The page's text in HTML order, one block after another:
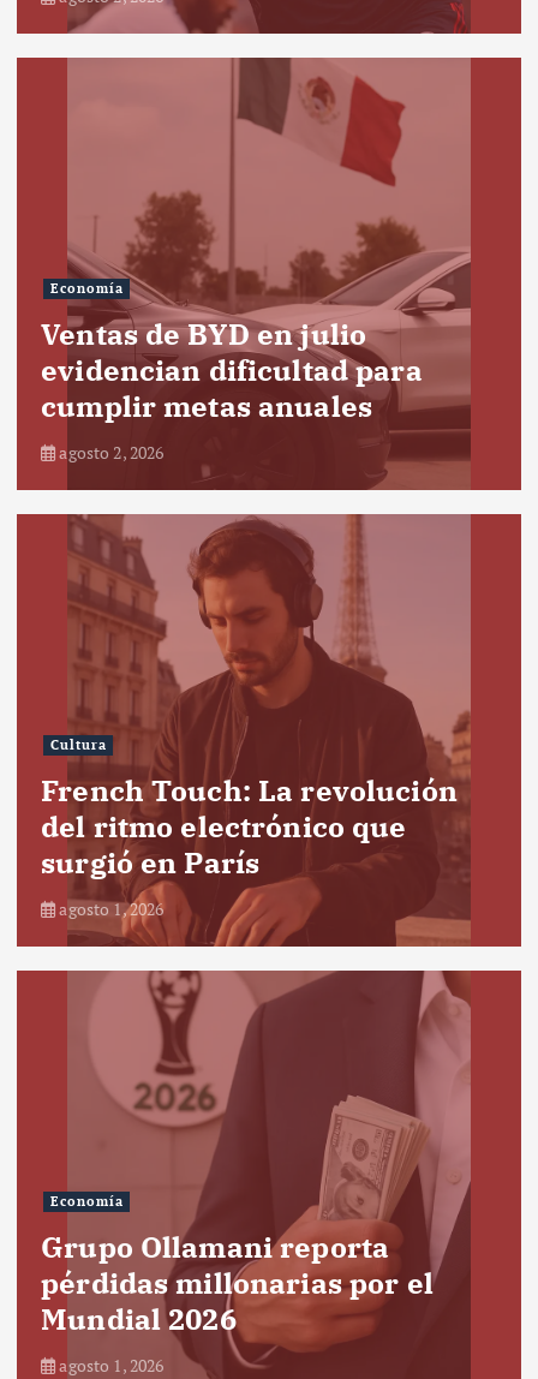
Economía
Ventas de BYD en julio
evidencian dificultad para
cumplir metas anuales
agosto 2, 2026
Cultura
French Touch: La revolución
del ritmo electrónico que
surgió en París
agosto 1, 2026
Economía
Grupo Ollamani reporta
pérdidas millonarias por el
Mundial 2026
agosto 1, 2026